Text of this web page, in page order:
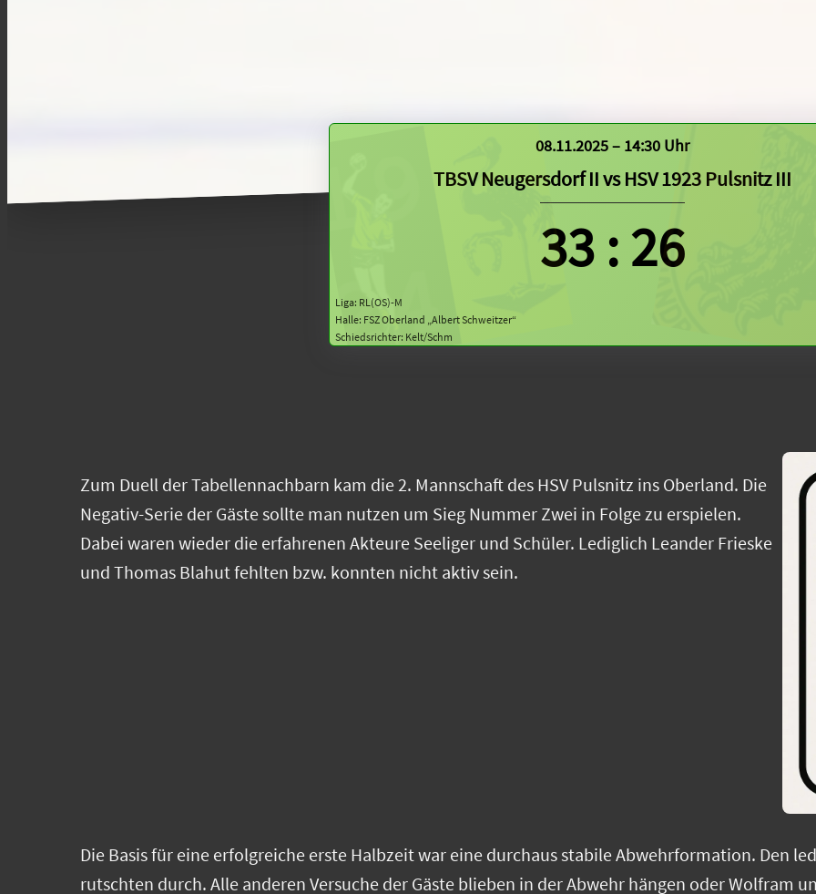
Liga: RL(OS)-M
Halle: FSZ Oberland „Albert Schweitzer“
Schiedsrichter: Kelt/Schm
08.11.2025 – 14:30 Uhr
TBSV Neugersdorf IIvsHSV 1923 Pulsnitz III
33:26
Zum Duell der Tabellennachbarn kam die 2. Mannschaft des HSV Pulsnitz ins Oberland. Die
Negativ-Serie der Gäste sollte man nutzen um Sieg Nummer Zwei in Folge zu erspielen.
Dabei waren wieder die erfahrenen Akteure Seeliger und Schüler. Lediglich Leander Frieske
und Thomas Blahut fehlten bzw. konnten nicht aktiv sein.
Die Basis für eine erfolgreiche erste Halbzeit war eine durchaus stabile Abwehrformation. Den
rutschten durch. Alle anderen Versuche der Gäste blieben in der Abwehr hängen oder Wolfram